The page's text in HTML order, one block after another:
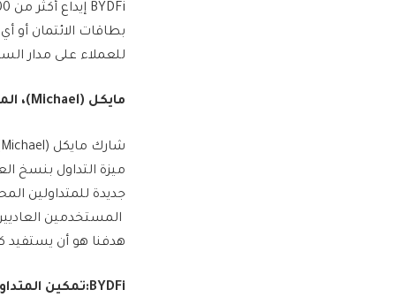
للعملاء على مدار
مايكل (Michael)،
ميزة التداول بنسخ
المستخدمين
هدفنا هو أن يستفيد
BYDFi
:تمكين